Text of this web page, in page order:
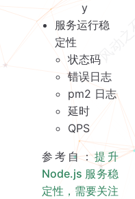
y
服务运行稳
定性
状态码
错误日志
pm2 日志
延时
QPS
参考自：提升
Node.js 服务稳
定性，需要关注